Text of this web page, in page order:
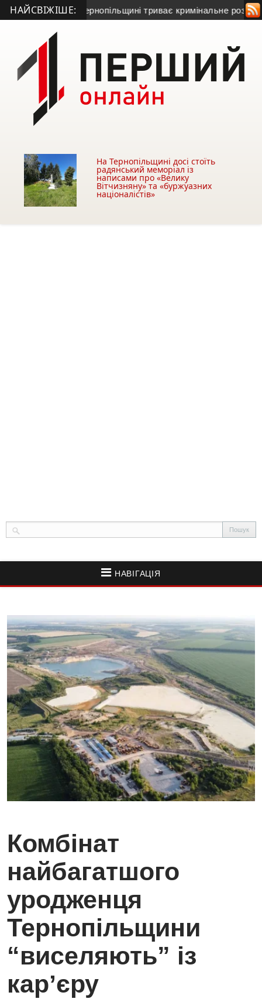
НАЙСВІЖІШЕ:
на Тернопільщині триває кримінальне
На Тернопільщині досі стоїть
радянський меморіал із
написами про «Велику
Вітчизняну» та «буржуазних
націоналістів»
НАВІГАЦІЯ
Комбінат
найбагатшого
уродженця
Тернопільщини
“виселяють” із
карʼєру